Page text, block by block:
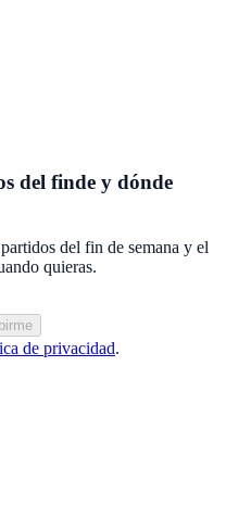
del finde y dónde
del fin de semana y el
quieras.
de privacidad.